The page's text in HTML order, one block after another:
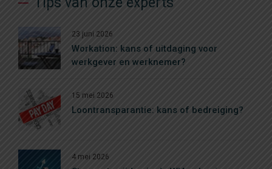
23 juni 2026
Workation: kans of uitdaging voor
werkgever en werknemer?
15 mei 2026
Loontransparantie: kans of bedreiging?
4 mei 2026